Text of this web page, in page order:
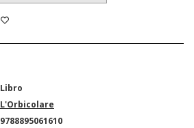
Libro
L'Orbicolare
9788895061610